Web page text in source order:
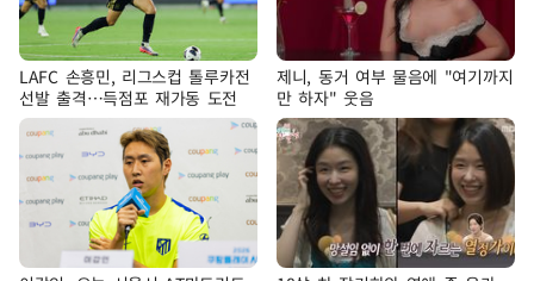
LAFC 손흥민, 리그스컵 톨루카전
선발 출격…득점포 재가동 도전
제니, 동거 여부 물음에 "여기까지
만 하자" 웃음